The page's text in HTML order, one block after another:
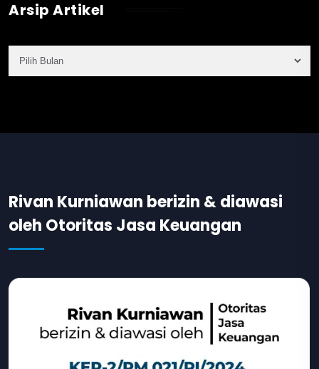
Arsip Artikel
Rivan Kurniawan berizin & diawasi
oleh Otoritas Jasa Keuangan